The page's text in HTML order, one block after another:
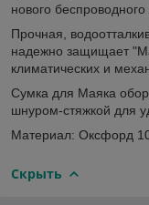
нового
Прочная,
надежно защищает
климатических и
Сумка для Маяка
шнуром-стяжкой для
Материал: Оксфорд
Скрыть